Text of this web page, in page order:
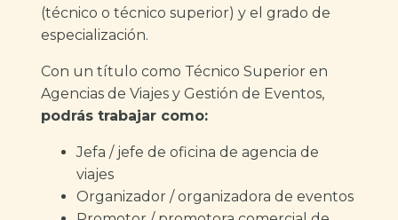
(técnico o técnico superior) y el grado de
especialización.
Con un título como Técnico Superior en
Agencias de Viajes y Gestión de Eventos,
podrás trabajar como:
Jefa / jefe de oficina de agencia de
viajes
Organizador / organizadora de eventos